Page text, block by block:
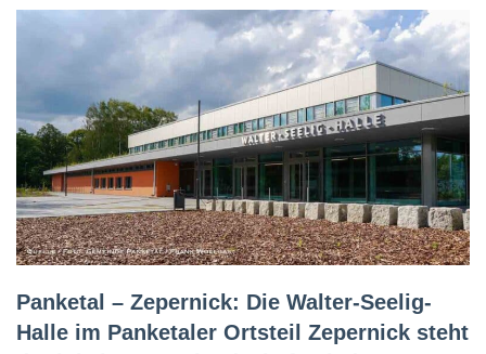
Panketal – Zepernick: Die Walter-Seelig-
Halle im Panketaler Ortsteil Zepernick steht